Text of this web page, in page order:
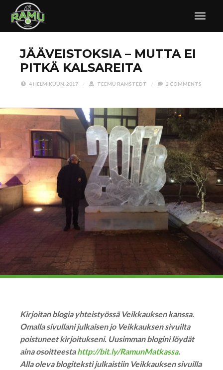
JÄÄVEISTOKSIA – MUTTA EI
PITKÄ KALSAREITA
4 HELMIKUUN, 2017 / TEEMU RAMSTEDT / 2 COMMENTS
Kirjoitan blogia yhteistyössä Veikkauksen kanssa.
Omalla sivullani julkaisen jo Veikkauksen sivuilta
poistuneet kirjoitukseni. Uusimman blogini löydät
aina osoitteestahttp://bit.ly/RamunMatkassa.
Alla oleva blogiteksti julkaistiin Veikkauksen sivuilla